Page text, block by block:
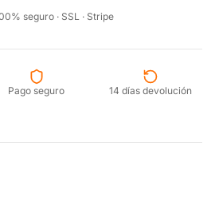
seguro · SSL · Stripe
Pago seguro 14 días devolución